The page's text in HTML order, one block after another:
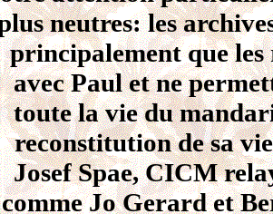
neutres: les
principalement que les
avec Paul et ne
toute la vie du
reconstitution de sa
Josef Spae, CICM
comme Jo Gerard et